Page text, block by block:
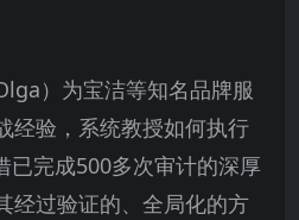
）为宝洁等知名品牌服
经验，系统教授如何执行
已完成500多次审计的深厚
经过验证的、全局化的方